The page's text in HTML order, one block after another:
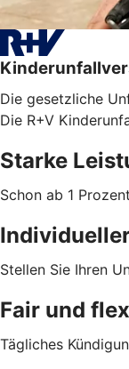
Die gesetzliche
Die R+V
Starke
Schon ab 1
Stellen Sie Ihren
Fair und
Tägliches